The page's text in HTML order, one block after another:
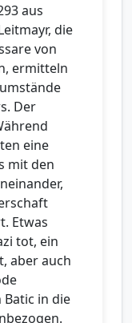
aus
die
von
ermitteln
Der
eine
mit den
Etwas
tot, ein
aber auch
in die